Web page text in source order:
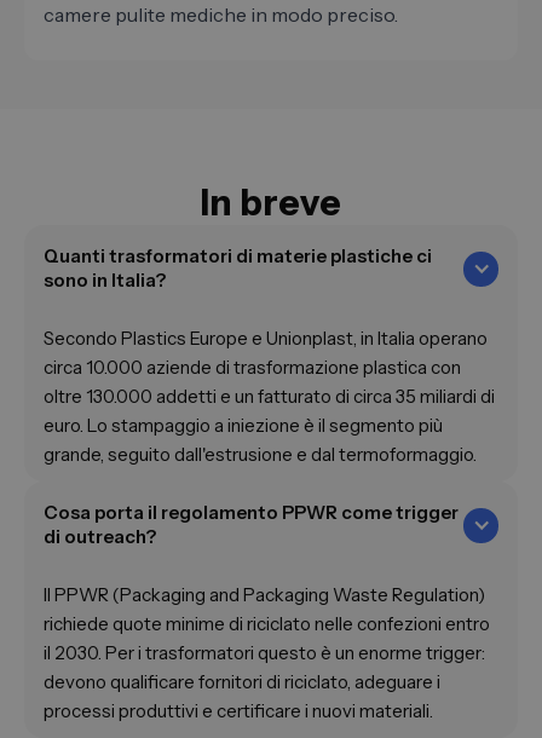
camere pulite mediche in modo preciso.
In breve
Quanti trasformatori di materie plastiche ci
sono in Italia?
Secondo Plastics Europe e Unionplast, in Italia operano
circa 10.000 aziende di trasformazione plastica con
oltre 130.000 addetti e un fatturato di circa 35 miliardi di
euro. Lo stampaggio a iniezione è il segmento più
grande, seguito dall'estrusione e dal termoformaggio.
Cosa porta il regolamento PPWR come trigger
di outreach?
Il PPWR (Packaging and Packaging Waste Regulation)
richiede quote minime di riciclato nelle confezioni entro
il 2030. Per i trasformatori questo è un enorme trigger:
devono qualificare fornitori di riciclato, adeguare i
processi produttivi e certificare i nuovi materiali.